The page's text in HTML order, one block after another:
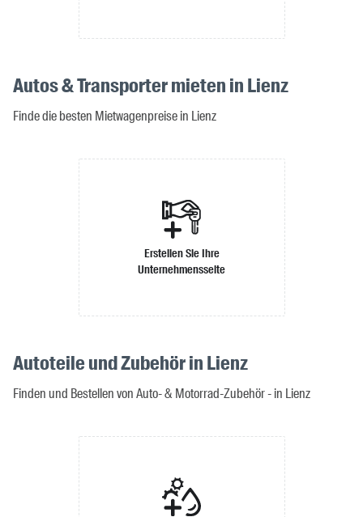
Autos & Transporter mieten in Lienz
Finde die besten Mietwagenpreise in Lienz
Erstellen Sie Ihre
Unternehmensseite
Autoteile und Zubehör in Lienz
Finden und Bestellen von Auto- & Motorrad-Zubehör - in Lienz